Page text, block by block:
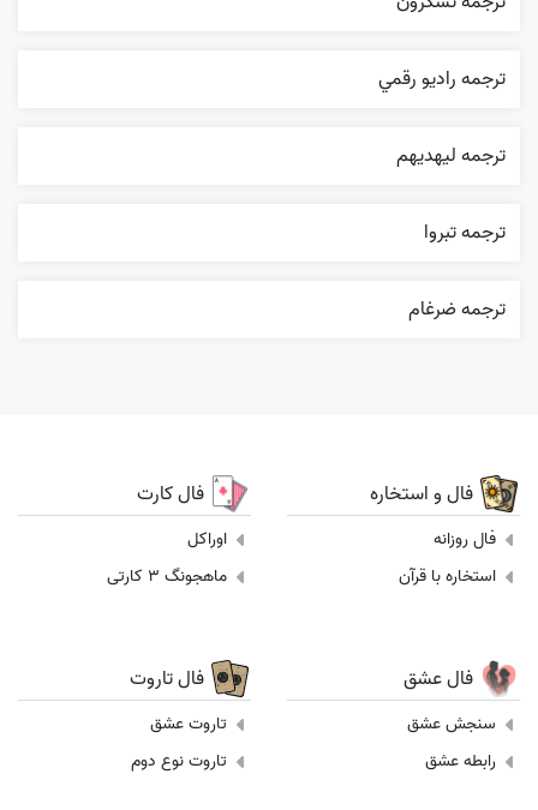
ترجمه راديو رقمي
ترجمه ليهديهم
ترجمه تبروا
ترجمه ضرغام
فال و استخاره
فال روزانه
استخاره با قرآن
فال کارت
اوراکل
ماهجونگ 3 کارتی
فال عشق
سنجش عشق
رابطه عشق
فال تاروت
تاروت عشق
تاروت نوع دوم